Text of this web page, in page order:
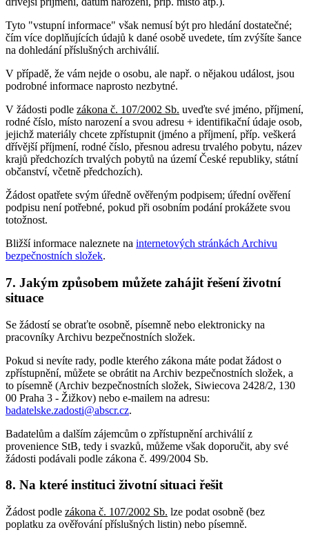
Tyto "vstupní informace" však nemusí být pro hledání dostatečné;
čím více doplňujících údajů k dané osobě uvedete, tím zvýšíte šance
na dohledání příslušných archiválií.
V případě, že vám nejde o osobu, ale např. o nějakou událost, jsou
podrobné informace naprosto nezbytné.
V žádosti podle zákona č. 107/2002 Sb. uveďte své jméno, příjmení,
rodné číslo, místo narození a svou adresu + identifikační údaje osob,
jejichž materiály chcete zpřístupnit (jméno a příjmení, příp. veškerá
dřívější příjmení, rodné číslo, přesnou adresu trvalého pobytu, název
krajů předchozích trvalých pobytů na území České republiky, státní
občanství, včetně předchozích).
Žádost opatřete svým úředně ověřeným podpisem; úřední ověření
podpisu není potřebné, pokud při osobním podání prokážete svou
totožnost.
Bližší informace naleznete na internetových stránkách Archivu
bezpečnostních složek.
7. Jakým způsobem můžete zahájit řešení životní
situace
Se žádostí se obraťte osobně, písemně nebo elektronicky na
pracovníky Archivu bezpečnostních složek.
Pokud si nevíte rady, podle kterého zákona máte podat žádost o
zpřístupnění, můžete se obrátit na Archiv bezpečnostních složek, a
to písemně (Archiv bezpečnostních složek, Siwiecova 2428/2, 130
00 Praha 3 - Žižkov) nebo e-mailem na adresu:
badatelske.zadosti@abscr.cz.
Badatelům a dalším zájemcům o zpřístupnění archiválií z
provenience StB, tedy i svazků, můžeme však doporučit, aby své
žádosti podávali podle zákona č. 499/2004 Sb.
8. Na které instituci životní situaci řešit
Žádost podle zákona č. 107/2002 Sb. lze podat osobně (bez
poplatku za ověřování příslušných listin) nebo písemně.